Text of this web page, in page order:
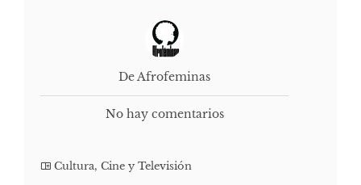
De Afrofeminas
No hay comentarios
Cultura, Cine y Televisión